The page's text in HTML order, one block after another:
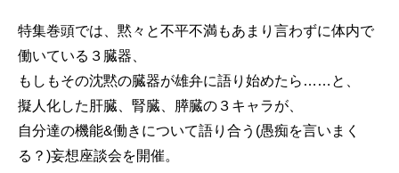
特集巻頭では、黙々と不平不満もあまり言わずに体内で
働いている３臓器、
もしもその沈黙の臓器が雄弁に語り始めたら……と、
擬人化した肝臓、腎臓、膵臓の３キャラが、
自分達の機能&働きについて語り合う(愚痴を言いまく
る？)妄想座談会を開催。